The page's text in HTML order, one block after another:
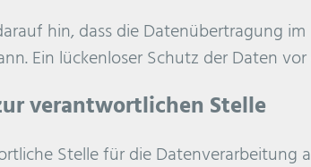
hin, dass die Datenübertragung
Ein lückenloser Schutz der Daten
verantwortlichen Stelle
Stelle für die Datenverarbeitung